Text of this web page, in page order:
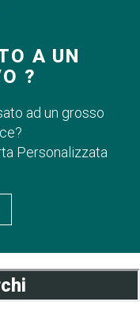
A UN
?
ad un grosso
Personalizzata